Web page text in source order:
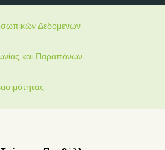
Δεδομένων
και Παραπόνων